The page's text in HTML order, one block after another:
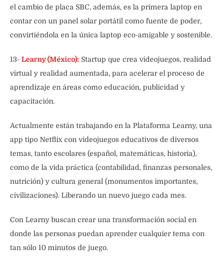
el cambio de placa SBC, además, es la primera laptop en
contar con un panel solar portátil como fuente de poder,
convirtiéndola en la única laptop eco-amigable y sostenible.
13- Learny (México): Startup que crea videojuegos, realidad
virtual y realidad aumentada, para acelerar el proceso de
aprendizaje en áreas como educación, publicidad y
capacitación.
Actualmente están trabajando en la Plataforma Learny, una
app tipo Netflix con videojuegos educativos de diversos
temas, tanto escolares (español, matemáticas, historia),
como de la vida práctica (contabilidad, finanzas personales,
nutrición) y cultura general (monumentos importantes,
civilizaciones). Liberando un nuevo juego cada mes.
Con Learny buscan crear una transformación social en
donde las personas puedan aprender cualquier tema con
tan sólo 10 minutos de juego.